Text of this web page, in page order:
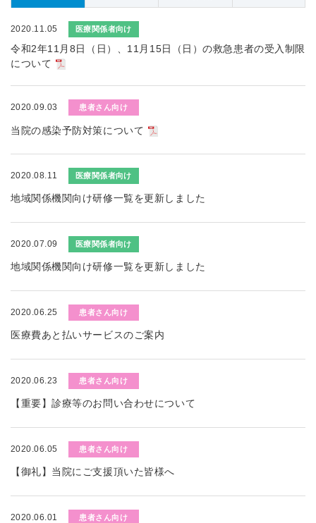
2020.11.05 医療関係者向け
令和2年11月8日（日）、11月15日（日）の救急患者の受入制限
について
2020.09.03 患者さん向け
当院の感染予防対策について
2020.08.11 医療関係者向け
地域関係機関向け研修一覧を更新しました
2020.07.09 医療関係者向け
地域関係機関向け研修一覧を更新しました
2020.06.25 患者さん向け
医療費あと払いサービスのご案内
2020.06.23 患者さん向け
【重要】診療等のお問い合わせについて
2020.06.05 患者さん向け
【御礼】当院にご支援頂いた皆様へ
2020.06.01 患者さん向け